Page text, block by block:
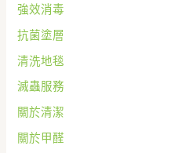
強效消毒
抗菌塗層
清洗地毯
滅蟲服務
關於清潔
關於甲醛